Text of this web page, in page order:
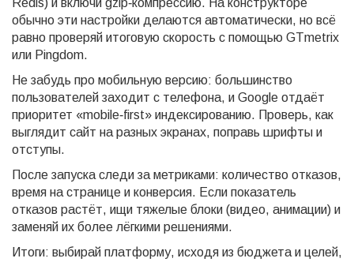
Redis) и включи gzip‑компрессию. На конструкторе
обычно эти настройки делаются автоматически, но всё
равно проверяй итоговую скорость с помощью GTmetrix
или Pingdom.
Не забудь про мобильную версию: большинство
пользователей заходит с телефона, и Google отдаёт
приоритет «mobile‑first» индексированию. Проверь, как
выглядит сайт на разных экранах, поправь шрифты и
отступы.
После запуска следи за метриками: количество отказов,
время на странице и конверсия. Если показатель
отказов растёт, ищи тяжелые блоки (видео, анимации) и
заменяй их более лёгкими решениями.
Итоги: выбирай платформу, исходя из бюджета и целей,